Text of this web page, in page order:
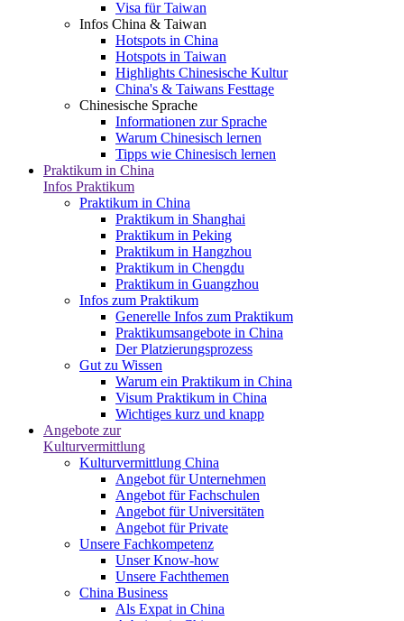
Visa für Taiwan
Infos China & Taiwan
Hotspots in China
Hotspots in Taiwan
Highlights Chinesische Kultur
China's & Taiwans Festtage
Chinesische Sprache
Informationen zur Sprache
Warum Chinesisch lernen
Tipps wie Chinesisch lernen
Praktikum in China
Infos Praktikum
Praktikum in China
Praktikum in Shanghai
Praktikum in Peking
Praktikum in Hangzhou
Praktikum in Chengdu
Praktikum in Guangzhou
Infos zum Praktikum
Generelle Infos zum Praktikum
Praktikumsangebote in China
Der Platzierungsprozess
Gut zu Wissen
Warum ein Praktikum in China
Visum Praktikum in China
Wichtiges kurz und knapp
Angebote zur
Kulturvermittlung
Kulturvermittlung China
Angebot für Unternehmen
Angebot für Fachschulen
Angebot für Universitäten
Angebot für Private
Unsere Fachkompetenz
Unser Know-how
Unsere Fachthemen
China Business
Als Expat in China